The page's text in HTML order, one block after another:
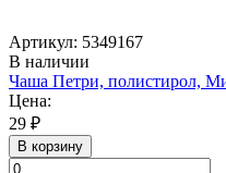
Артикул: 5349167
В наличии
Чаша Петри, полистирол,
Цена:
29 ₽
В корзину